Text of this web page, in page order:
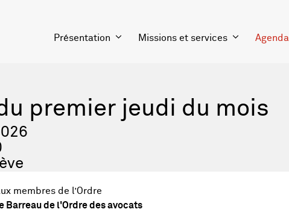
Présentation Missions et services Agenda
premier jeudi du mois
membres de l’Ordre
Barreau de l'Ordre des avocats